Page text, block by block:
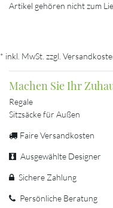
Artikel gehören nicht zum
* inkl. MwSt. zzgl.
Machen Sie Ihr
Regale
Sitzsäcke für Außen
Faire Versandkosten
Ausgewählte Designer
Sichere Zahlung
Persönliche Beratung